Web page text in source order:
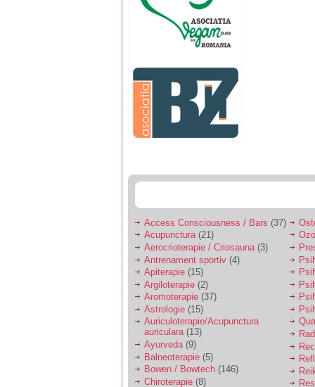
ei, am fost o mama
egoista, preocupata
de implinirea
profesionala, cand ea
era mica am neglijat-
agresiva, orice
greseala era taxata cu
o palma sau pedepse.
De 4 ani am o relatie
serioasa cu un barbat
sa se manifeste o
Ma aflu aici pentru ca
vreau sa stiu daca am
nevoie de un psiholog
sau psihiatru.
Sunt casatorita, am
31 de ani si un copil in
varsta de 2 ani care
mi-e lumina ochilor.
De ceva timp simt ca
mi s-a adunat
oboseala, o oboseala
Access Consciousness / Bars (37)
Acupunctura(21)
Aerocrioterapie / Criosauna (3)
Antrenament sportiv (4)
Apiterapie (15)
Argiloterapie (2)
Aromoterapie (37)
Astrologie (15)
Auriculoterapie/Acupunctura
auriculara(13)
Ayurveda(9)
Balneoterapie (5)
Bowen / Bowtech (146)
Chiroterapie (8)